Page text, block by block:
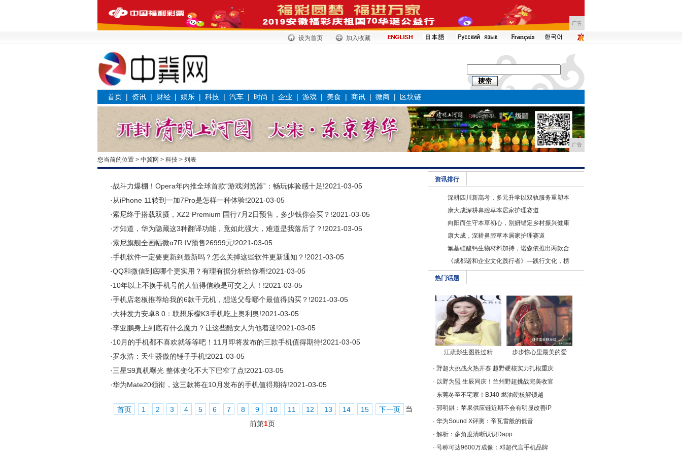
广告
设为首页 加入收藏
首页 | 资讯 | 财经 | 娱乐 | 科技 | 汽车 | 时尚 | 企业 | 游戏 | 美食 | 商讯 | 微商 | 区块链
广告
您当前的位置 > 中冀网 > 科技 > 列表
·战斗力爆棚！Opera年内推全球首款“游戏浏览器”：畅玩体验感十足!2021-03-05
· 从iPhone 11转到一加7Pro是怎样一种体验!2021-03-05
·索尼终于搭载双摄，XZ2 Premium 国行7月2日预售，多少钱你会买？!2021-03-05
·才知道，华为隐藏这3种翻译功能，竟如此强大，难道是我落后了？!2021-03-05
·索尼旗舰全画幅微α7R IV预售26999元!2021-03-05
·手机软件一定要更新到最新吗？怎么关掉这些软件更新通知？!2021-03-05
·QQ和微信到底哪个更实用？有理有据分析给你看!2021-03-05
·10年以上不换手机号的人值得信赖是可交之人！!2021-03-05
·手机店老板推荐给我的6款千元机，想送父母哪个最值得购买？!2021-03-05
·大神发力安卓8.0：联想乐檬K3手机吃上奥利奥!2021-03-05
·李亚鹏身上到底有什么魔力？让这些酷女人为他着迷!2021-03-05
·10月的手机都不喜欢就等等吧！11月即将发布的三款手机值得期待!2021-03-05
·罗永浩：天生骄傲的锤子手机!2021-03-05
·三星S9真机曝光 整体变化不大下巴窄了点!2021-03-05
·华为Mate20领衔，这三款将在10月发布的手机值得期待!2021-03-05
首页 1 2 3 4 5 6 7 8 9 10 11 12 13 14 15 下一页
当
前第1页
资讯排行
深耕四川新高考，多元升学以双轨服务重塑本
康大成深耕鼻腔草本居家护理赛道
向阳而生守本草初心，别妍锚定乡村振兴健康
康大成，深耕鼻腔草本居家护理赛道
氟基硅酸钙生物材料加持，诺森依推出两款合
《成都诺和企业文化践行者》—践行文化，榜
热门话题
江疏影生图胜过精
修，/a>
步步惊心里最美的爱
情/a>
· 野超大挑战火热开赛 越野硬核实力扎根重庆
· 以野为盟 生辰同庆！兰州野超挑战完美收官
· 东莞冬至不宅家！BJ40 燃油硬核解锁越
· 郭明錤：苹果供应链近期不会有明显改善iP
· 华为Sound X评测：帝瓦雷般的低音
· 解析：多角度清晰认识Dapp
· 号称可达9600万成像：邓超代言手机品牌